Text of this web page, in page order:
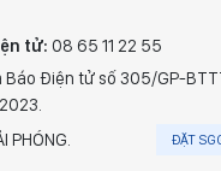
tử: 08 65 11 22 55
Báo Điện tử số 305/GP-
PHÓNG.
ĐẶT